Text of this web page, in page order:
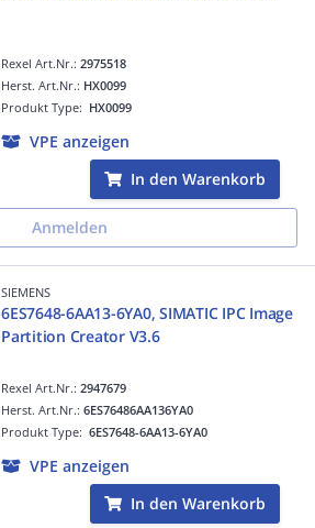
Rexel Art.Nr.: 2975518
Produkt Type: HX0099
Herst. Art.Nr.: HX0099
VPE anzeigen
In den Warenkorb
Anmelden
SIEMENS
6ES7648-6AA13-6YA0, SIMATIC IPC Image
Partition Creator V3.6
Rexel Art.Nr.: 2947679
Produkt Type: 6ES7648-6AA13-6YA0
Herst. Art.Nr.: 6ES76486AA136YA0
VPE anzeigen
In den Warenkorb